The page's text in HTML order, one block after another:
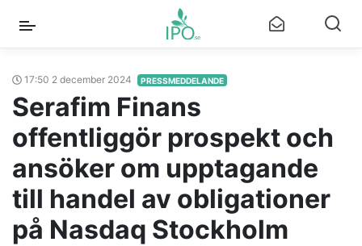
17:50 2 december 2024 PRESSMEDDELANDE
Serafim Finans
offentliggör prospekt och
ansöker om upptagande
till handel av obligationer
på Nasdaq Stockholm